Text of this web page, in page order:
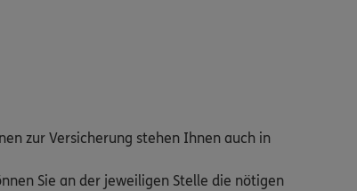
zur Versicherung stehen Ihnen auch in
Sie an der jeweiligen Stelle die nötigen